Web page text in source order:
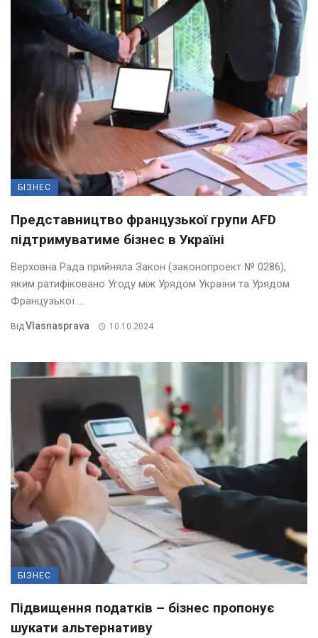
БІЗНЕС
Представництво французької групи AFD
підтримуватиме бізнес в Україні
Верховна Рада прийняла Закон (законопроект № 0286),
яким ратифіковано Угоду між Урядом України та Урядом
Французької ...
ВідVlasnasprava 10.10.2024
БІЗНЕС
Підвищення податків – бізнес пропонує
шукати альтернативу